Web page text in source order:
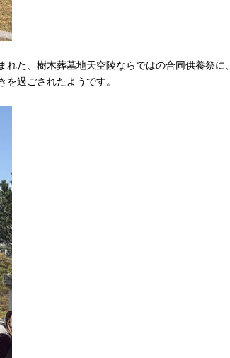
た、樹木葬墓地天空陵ならではの合同供養祭に、
過ごされたようです。